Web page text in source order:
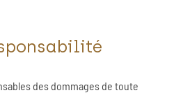
des dommages de toute